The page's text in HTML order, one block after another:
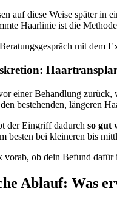
auf diese Weise später in
Haarlinie ist die
mit dem
einer Behandlung zurück,
bestehenden, längeren
der Eingriff dadurch so gut
besten bei kleineren bis
ob dein Befund dafür
Ablauf: Was